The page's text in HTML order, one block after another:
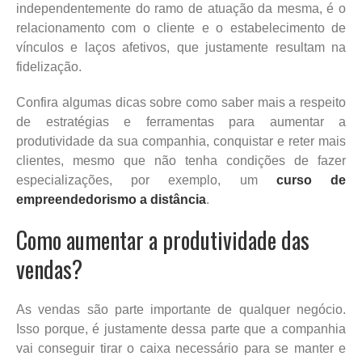
independentemente do ramo de atuação da mesma, é o
relacionamento com o cliente e o estabelecimento de
vínculos e laços afetivos, que justamente resultam na
fidelização.
Confira algumas dicas sobre como saber mais a respeito
de estratégias e ferramentas para aumentar a
produtividade da sua companhia, conquistar e reter mais
clientes, mesmo que não tenha condições de fazer
especializações, por exemplo, um curso de
empreendedorismo a distância.
Como aumentar a produtividade das
vendas?
As vendas são parte importante de qualquer negócio.
Isso porque, é justamente dessa parte que a companhia
vai conseguir tirar o caixa necessário para se manter e